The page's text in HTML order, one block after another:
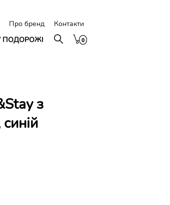
Про бренд
Контакти
ПОДОРОЖІ 0
0
з